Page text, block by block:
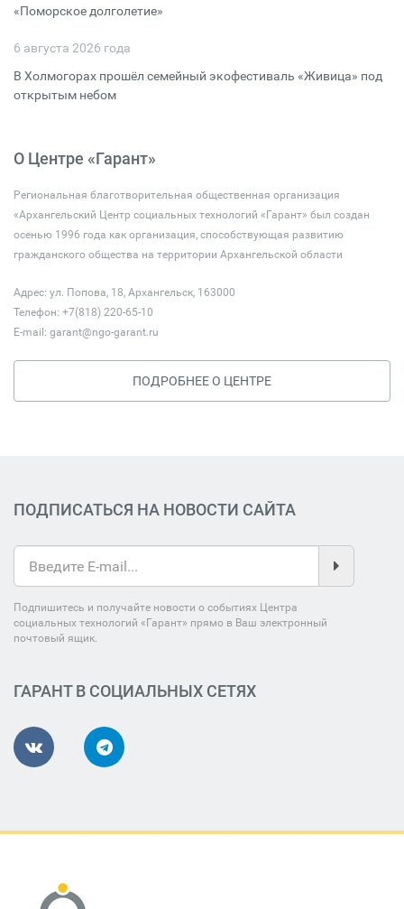
«Поморское долголетие»
6 августа 2026 года
В Холмогорах прошёл семейный экофестиваль «Живица» под
открытым небом
О Центре «Гарант»
Региональная благотворительная общественная организация
«Архангельский Центр социальных технологий «Гарант» был создан
осенью 1996 года как организация, способствующая развитию
гражданского общества на территории Архангельской области
Адрес: ул. Попова, 18, Архангельск, 163000
Телефон: +7(818) 220-65-10
E-mail: garant@ngo-garant.ru
ПОДРОБНЕЕ О ЦЕНТРЕ
ПОДПИСАТЬСЯ НА НОВОСТИ САЙТА
Подпишитесь и получайте новости о событиях Центра
социальных технологий «Гарант» прямо в Ваш электронный
почтовый ящик.
ГАРАНТ В СОЦИАЛЬНЫХ СЕТЯХ